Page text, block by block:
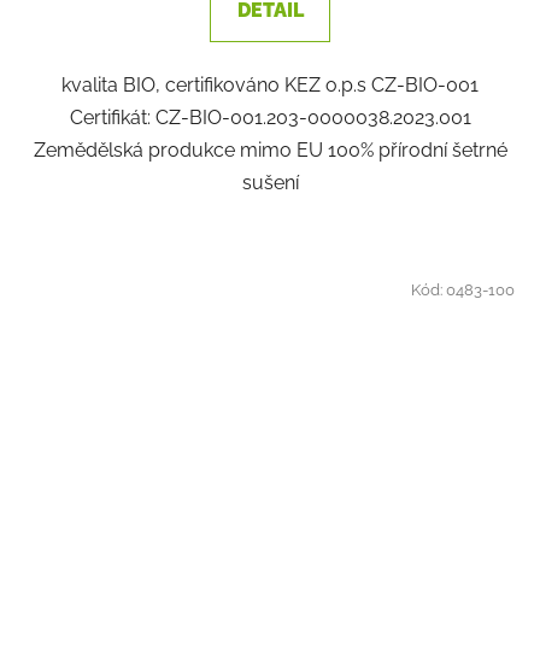
DETAIL
kvalita BIO, certifikováno KEZ o.p.s CZ-BIO-001
Certifikát: CZ-BIO-001.203-0000038.2023.001
Zemědělská produkce mimo EU 100% přírodní šetrné
sušení
Kód:0483-100